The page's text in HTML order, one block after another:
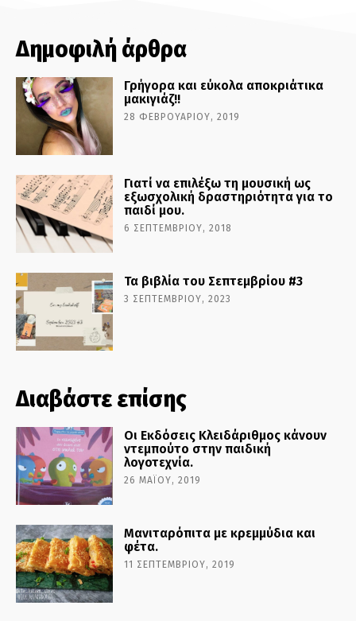
Δημοφιλή άρθρα
Γρήγορα και εύκολα αποκριάτικα
μακιγιάζ!!
28 ΦΕΒΡΟΥΑΡΊΟΥ, 2019
Γιατί να επιλέξω τη μουσική ως
εξωσχολική δραστηριότητα για το
παιδί μου.
6 ΣΕΠΤΕΜΒΡΊΟΥ, 2018
Τα βιβλία του Σεπτεμβρίου #3
3 ΣΕΠΤΕΜΒΡΊΟΥ, 2023
Διαβάστε επίσης
Οι Εκδόσεις Κλειδάριθμος κάνουν
ντεμπούτο στην παιδική
λογοτεχνία.
26 ΜΑΪ́ΟΥ, 2019
Μανιταρόπιτα με κρεμμύδια και
φέτα.
11 ΣΕΠΤΕΜΒΡΊΟΥ, 2019